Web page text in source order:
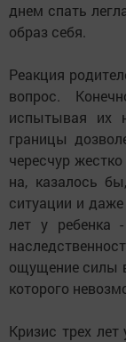
днем спать
образ себя.
Реакция
вопрос.
испытывая их
границы
чересчур
на, казалось
ситуации и
лет у ребенка
ощущение силы
которого
Кризис трех